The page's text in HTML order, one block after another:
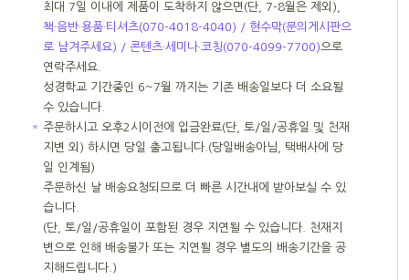
최대 7일 이내에 제품이 도착하지 않으면(단, 7-8월은 제외),
책·음반·용품·티셔츠(070-4018-4040) / 현수막(문의게시판으
로 남겨주세요) / 콘텐츠·세미나·코칭(070-4099-7700)으로
연락주세요.
성경학교 기간중인 6~7월 까지는 기존 배송일보다 더 소요될
수 있습니다.
＊ 주문하시고 오후2시이전에 입금완료(단, 토/일/공휴일 및 천재
지변 외) 하시면 당일 출고됩니다.(당일배송아님, 택배사에 당
일 인계됨)
주문하신 날 배송요청되므로 더 빠른 시간내에 받아보실 수 있
습니다.
(단, 토/일/공휴일이 포함된 경우 지연될 수 있습니다. 천재지
변으로 인해 배송불가 또는 지연될 경우 별도의 배송기간을 공
지해드립니다.)